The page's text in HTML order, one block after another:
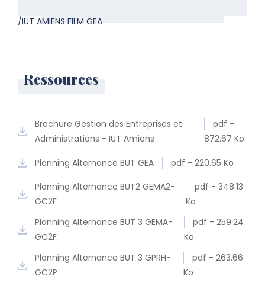
/IUT AMIENS FILM GEA
Ressources
Brochure Gestion des Entreprises et
Administrations - IUT Amiens
pdf -
872.67 Ko
Planning Alternance BUT GEA pdf - 220.65 Ko
Planning Alternance BUT2 GEMA2-
GC2F
pdf - 348.13
Ko
Planning Alternance BUT 3 GEMA-
GC2F
pdf - 259.24
Ko
Planning Alternance BUT 3 GPRH-
GC2P
pdf - 263.66
Ko